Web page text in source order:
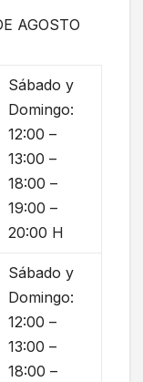
AGOSTO
Sábado y
Domingo:
12:00 –
13:00 –
18:00 –
19:00 –
20:00 H
Sábado y
Domingo:
12:00 –
13:00 –
18:00 –